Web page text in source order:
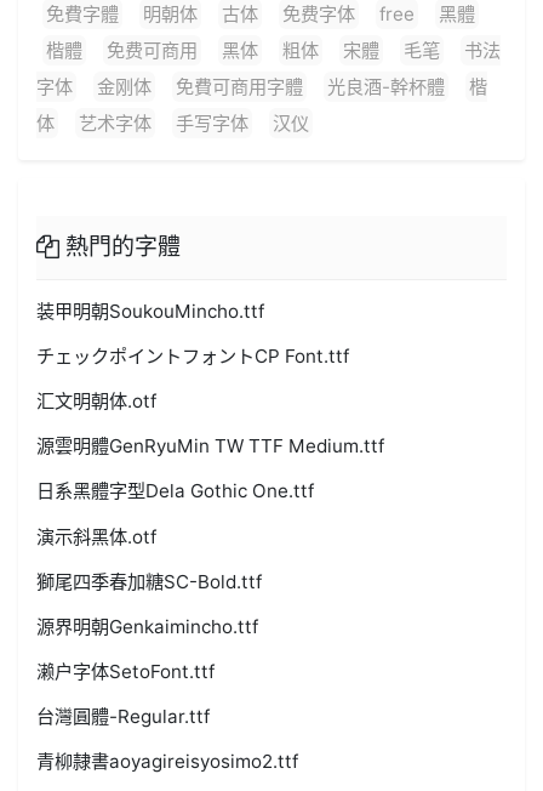
免費字體 明朝体 古体 免费字体 free
黑體
楷體
免费可商用 黑体 粗体 宋體 毛笔
书法
字体
金刚体 免費可商用字體 光良酒-幹杯體
楷
体
艺术字体 手写字体 汉仪
熱門的字體
装甲明朝SoukouMincho.ttf
チェックポイントフォントCP Font.ttf
汇文明朝体.otf
源雲明體GenRyuMin TW TTF Medium.ttf
日系黑體字型Dela Gothic One.ttf
演示斜黑体.otf
獅尾四季春加糖SC-Bold.ttf
源界明朝Genkaimincho.ttf
濑户字体SetoFont.ttf
台灣圓體-Regular.ttf
青柳隷書aoyagireisyosimo2.ttf